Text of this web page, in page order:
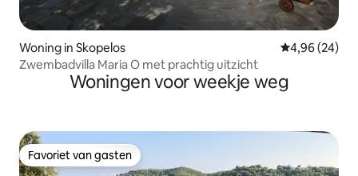
Woning in Skopelos Gemiddelde
4,96 (24)
Zwembadvilla Maria O met prachtig uitzicht
Woningen voor weekje weg
Favoriet van gasten
Favoriet van gasten